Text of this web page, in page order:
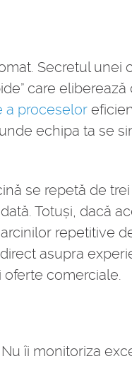
Secretul unei
care
a proceselor
echipa ta se
se repetă de
Totuși, dacă
repetitive
asupra
oferte comerciale.
îi monitoriza